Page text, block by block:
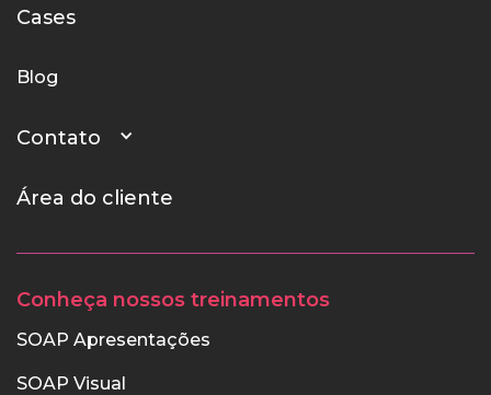
Cases
Blog
Contato
Área do cliente
Conheça nossos treinamentos
SOAP Apresentações
SOAP Visual